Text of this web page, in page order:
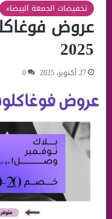
تخفيضات الجمعة البيضاء
عروض
2025
27 أكتوبر، 2025 0